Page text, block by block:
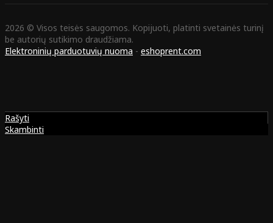
2026 © Visos teisės saugomos. Kopijuoti, platinti svetainės turinį
be autorių sutikimo draudžiama.
Elektroninių parduotuvių nuoma - eshoprent.com
Rašyti
Skambinti